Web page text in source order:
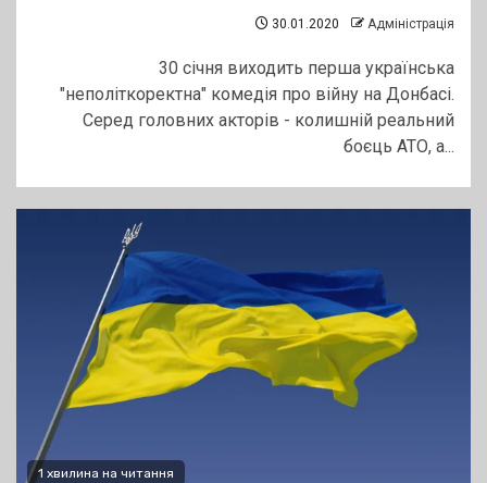
30.01.2020 Адміністрація
30 січня виходить перша українська
"неполіткоректна" комедія про війну на Донбасі.
Серед головних акторів - колишній реальний
боєць АТО, а...
1 хвилина на читання